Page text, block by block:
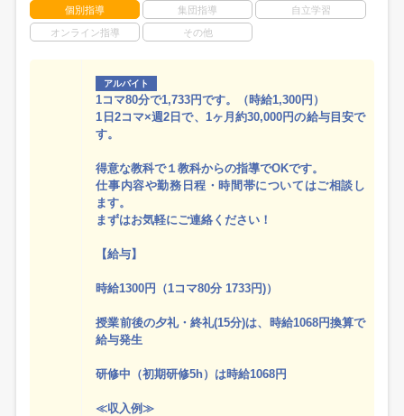
個別指導 集団指導 自立学習
オンライン指導 その他
アルバイト
1コマ80分で1,733円です。（時給1,300円）
1日2コマ×週2日で、1ヶ月約30,000円の給与目安で
す。
得意な教科で１教科からの指導でOKです。
仕事内容や勤務日程・時間帯についてはご相談し
ます。
まずはお気軽にご連絡ください！
【給与】
時給1300円（1コマ80分 1733円)）
授業前後の夕礼・終礼(15分)は、時給1068円換算で
給与発生
研修中（初期研修5h）は時給1068円
≪収入例≫